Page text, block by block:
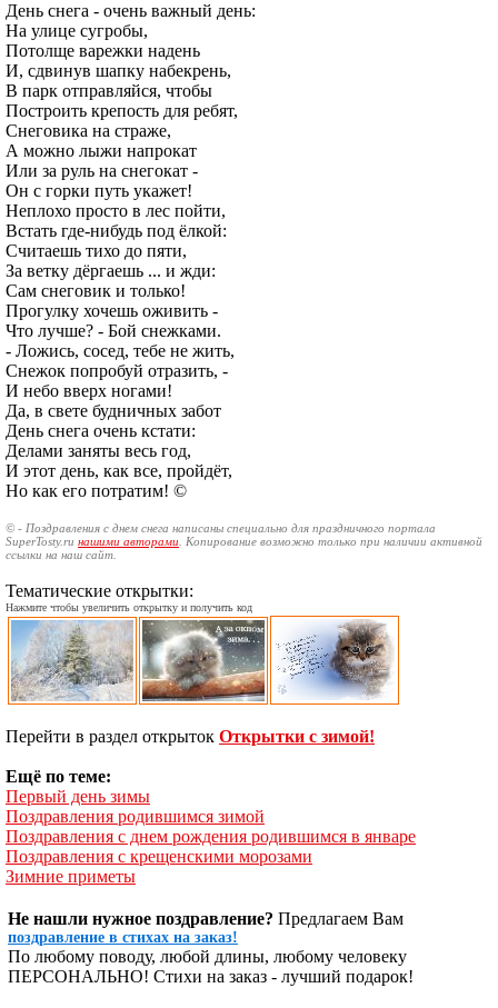
День снега - очень важный день:
На улице сугробы,
Потолще варежки надень
И, сдвинув шапку набекрень,
В парк отправляйся, чтобы
Построить крепость для ребят,
Снеговика на страже,
А можно лыжи напрокат
Или за руль на снегокат -
Он с горки путь укажет!
Неплохо просто в лес пойти,
Встать где-нибудь под ёлкой:
Считаешь тихо до пяти,
За ветку дёргаешь ... и жди:
Сам снеговик и только!
Прогулку хочешь оживить -
Что лучше? - Бой снежками.
- Ложись, сосед, тебе не жить,
Снежок попробуй отразить, -
И небо вверх ногами!
Да, в свете будничных забот
День снега очень кстати:
Делами заняты весь год,
И этот день, как все, пройдёт,
Но как его потратим! ©
© - Поздравления с днем снега написаны специально для праздничного портала
SuperTosty.ru нашими авторами . Копирование возможно только при наличии активной
ссылки на наш сайт.
Тематические открытки:
Нажмите чтобы увеличить открытку и получить код
Перейти в раздел открыток Открытки с зимой!
Ещё по теме:
Первый день зимы
Поздравления родившимся зимой
Поздравления с днем рождения родившимся в январе
Поздравления с крещенскими морозами
Зимние приметы
Не нашли нужное поздравление? Предлагаем Вам
поздравление в стихах на заказ!
По любому поводу, любой длины, любому человеку
ПЕРСОНАЛЬНО! Стихи на заказ - лучший подарок!